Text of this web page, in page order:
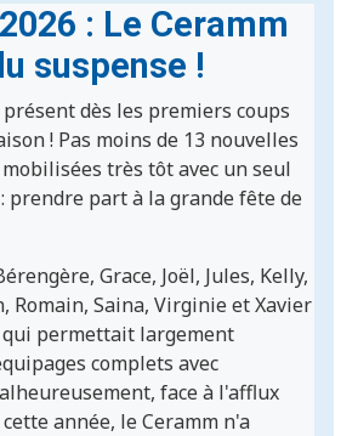
: Le Ceramm
suspense !
dès les premiers coups
! Pas moins de 13 nouvelles
très tôt avec un seul
prendre part à la grande fête de
Grace, Joël, Jules, Kelly,
Romain, Saina, Virginie et Xavier
qui permettait largement
complets avec
face à l'afflux
année, le Ceramm n'a